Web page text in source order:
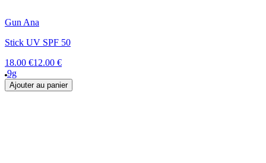
Gun Ana
Stick UV SPF 50
18.00 €12.00 €
9g
Ajouter au panier